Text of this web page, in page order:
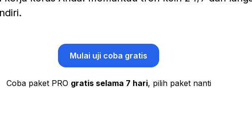
Mulai uji coba gratis
Coba paket PRO gratis selama 7 hari, pilih paket nanti